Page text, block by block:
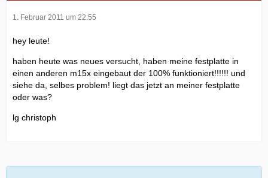
1. Februar 2011 um 22:55
hey leute!
haben heute was neues versucht, haben meine festplatte in
einen anderen m15x eingebaut der 100% funktioniert!!!!!! und
siehe da, selbes problem! liegt das jetzt an meiner festplatte
oder was?
lg christoph